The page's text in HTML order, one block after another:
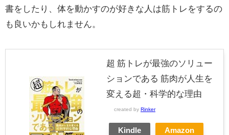
書をしたり、体を動かすのが好きな人は筋トレをするの
も良いかもしれません。
超 筋トレが最強のソリュー
ションである 筋肉が人生を
変える超・科学的な理由
created by Rinker
Kindle Amazon